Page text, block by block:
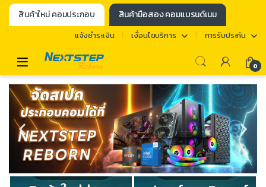
สินค้าใหม่ คอมประกอบ สินค้ามือสอง คอมแบรนด์เนม
แจ้งชำระเงิน เงื่อนไขบริการ การรับประกัน
0